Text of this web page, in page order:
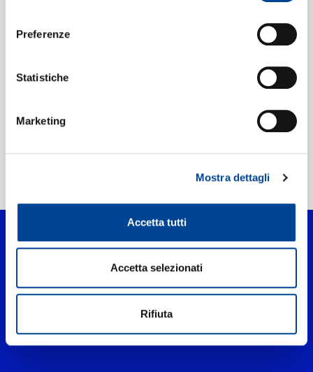
Preferenze
Statistiche
Marketing
Mostra dettagli
Accetta tutti
Accetta selezionati
Rifiuta